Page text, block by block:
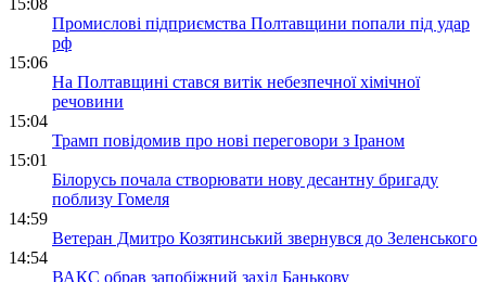
15:08
Промислові підприємства Полтавщини попали під удар
рф
15:06
На Полтавщині стався витік небезпечної хімічної
речовини
15:04
Трамп повідомив про нові переговори з Іраном
15:01
Білорусь почала створювати нову десантну бригаду
поблизу Гомеля
14:59
Ветеран Дмитро Козятинський звернувся до Зеленського
14:54
ВАКС обрав запобіжний захід Банькову